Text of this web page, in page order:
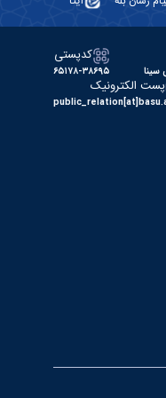
سینا
کدپستی
۶۵۱۷۸-۳۸۶۹۵
پست الکترونیک